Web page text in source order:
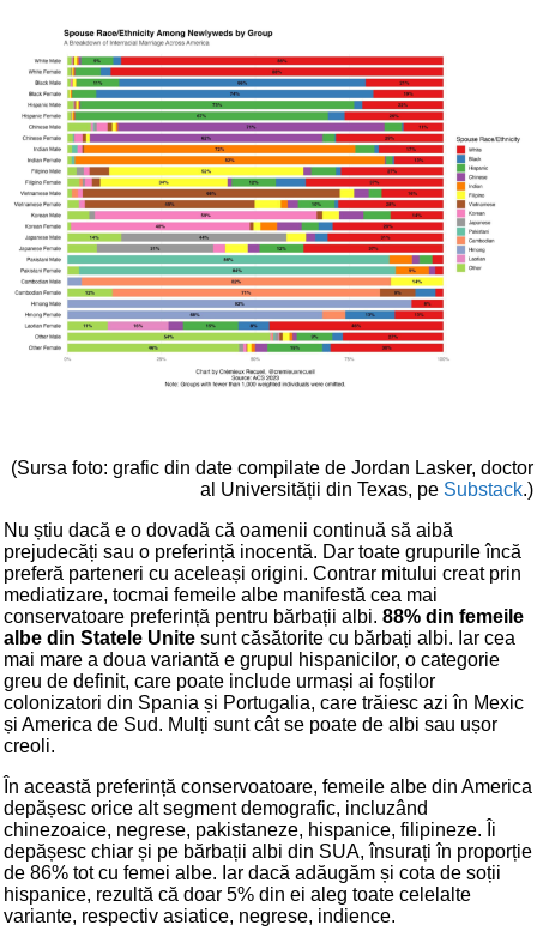
(Sursa foto: grafic din date compilate de Jordan Lasker, doctor
al Universității din Texas, pe Substack.)
Nu știu dacă e o dovadă că oamenii continuă să aibă
prejudecăți sau o preferință inocentă. Dar toate grupurile încă
preferă parteneri cu aceleași origini. Contrar mitului creat prin
mediatizare, tocmai femeile albe manifestă cea mai
conservatoare preferință pentru bărbații albi. 88% din femeile
albe din Statele Unite sunt căsătorite cu bărbați albi. Iar cea
mai mare a doua variantă e grupul hispanicilor, o categorie
greu de definit, care poate include urmași ai foștilor
colonizatori din Spania și Portugalia, care trăiesc azi în Mexic
și America de Sud. Mulți sunt cât se poate de albi sau ușor
creoli.
În această preferință conservoatoare, femeile albe din America
depășesc orice alt segment demografic, incluzând
chinezoaice, negrese, pakistaneze, hispanice, filipineze. Îi
depășesc chiar și pe bărbații albi din SUA, însurați în proporție
de 86% tot cu femei albe. Iar dacă adăugăm și cota de soții
hispanice, rezultă că doar 5% din ei aleg toate celelalte
variante, respectiv asiatice, negrese, indience.